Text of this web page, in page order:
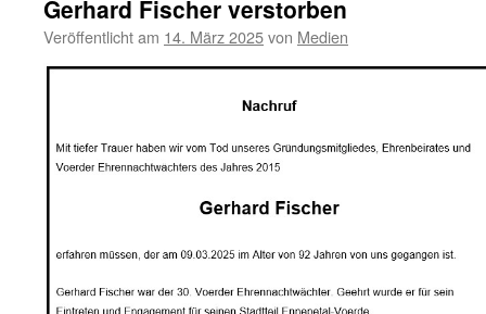
Gerhard Fischer verstorben
Veröffentlicht am 14. März 2025von Medien